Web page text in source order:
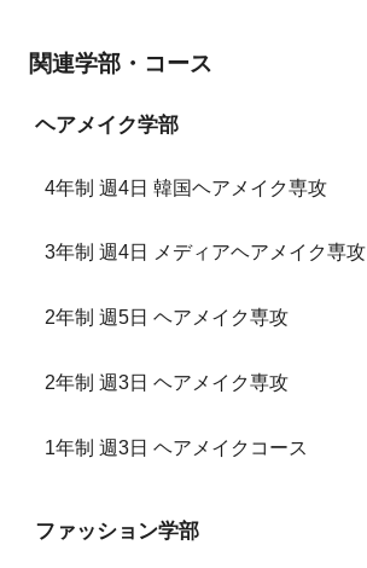
関連学部・コース
ヘアメイク学部
4年制 週4日 韓国ヘアメイク専攻
3年制 週4日 メディアヘアメイク専攻
2年制 週5日 ヘアメイク専攻
2年制 週3日 ヘアメイク専攻
1年制 週3日 ヘアメイクコース
ファッション学部